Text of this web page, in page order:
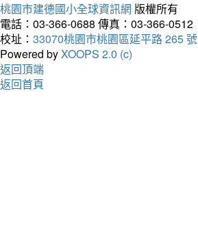
桃園市建德國小全球資訊網 版權所有
電話：03-366-0688 傳真：03-366-0512
校址： 33070桃園市桃園區延平路 265 號
Powered byXOOPS 2.0 (c)
返回頂端
返回首頁